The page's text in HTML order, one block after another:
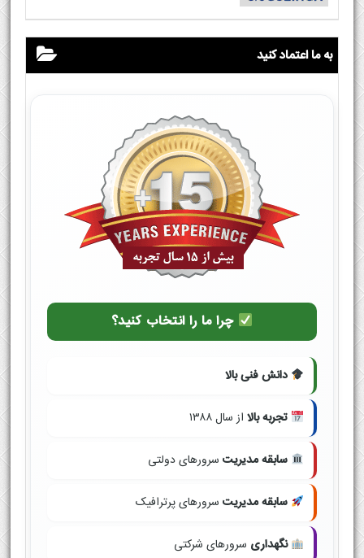
به ما اعتماد کنید
چرا ما را انتخاب کنید؟
دانش فنی بالا
تجربه بالا از سال ۱۳۸۸
سابقه مدیریت سرورهای دولتی
سابقه مدیریت سرورهای پرترافیک
نگهداری سرورهای شرکتی